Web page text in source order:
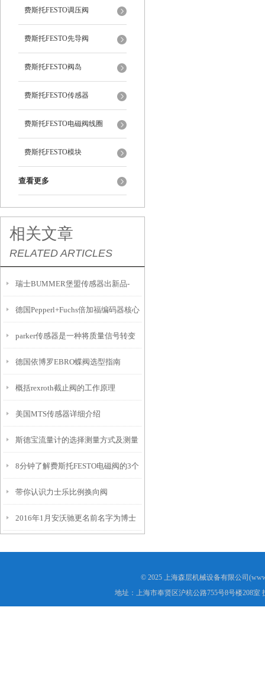
费斯托FESTO调压阀
费斯托FESTO先导阀
费斯托FESTO阀岛
费斯托FESTO传感器
费斯托FESTO电磁阀线圈
费斯托FESTO模块
查看更多
相关文章
RELATED ARTICLES
瑞士BUMMER堡盟传感器出新品-
AlphaPro IR18
德国Pepperl+Fuchs倍加福编码器核心
技术与应用解析
parker传感器是一种将质量信号转变
为可测量的电信号输出的装置
德国依博罗EBRO蝶阀选型指南
概括rexroth截止阀的工作原理
美国MTS传感器详细介绍
斯德宝流量计的选择测量方式及测量
方法
8分钟了解费斯托FESTO电磁阀的3个
常见故障
带你认识力士乐比例换向阀
2016年1月安沃驰更名前名字为博士
© 2025 上海森层机械设备有限公司
地址：上海市奉贤区沪杭公路755号8号楼208室